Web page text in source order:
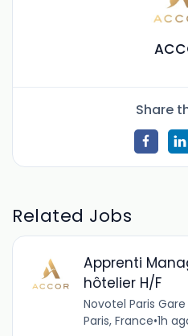
Share
Related Jobs
Apprenti
hôtelier H/F
Novotel Paris
Paris, France•1h